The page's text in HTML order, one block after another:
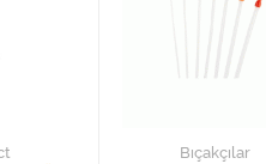
Bıçakçılar